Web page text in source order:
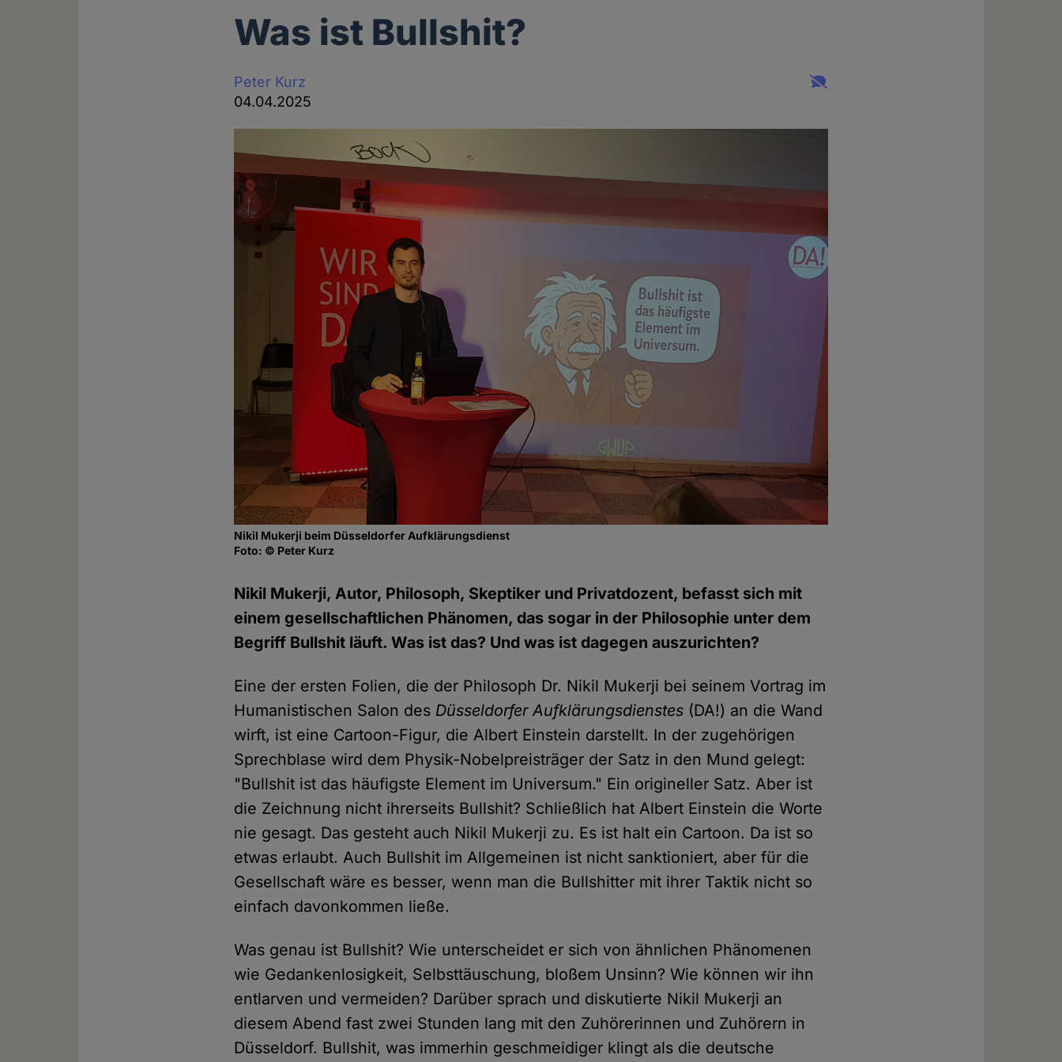
Was ist Bullshit?
Peter Kurz
04.04.2025
Nikil Mukerji beim Düsseldorfer Aufklärungsdienst
Foto: © Peter Kurz
Nikil Mukerji, Autor, Philosoph, Skeptiker und Privatdozent, befasst sich mit
einem gesellschaftlichen Phänomen, das sogar in der Philosophie unter dem
Begriff Bullshit läuft. Was ist das? Und was ist dagegen auszurichten?
Eine der ersten Folien, die der Philosoph Dr. Nikil Mukerji bei seinem Vortrag im
Humanistischen Salon des Düsseldorfer Aufklärungsdienstes (DA!) an die Wand
wirft, ist eine Cartoon-Figur, die Albert Einstein darstellt. In der zugehörigen
Sprechblase wird dem Physik-Nobelpreisträger der Satz in den Mund gelegt:
"Bullshit ist das häufigste Element im Universum." Ein origineller Satz. Aber ist
die Zeichnung nicht ihrerseits Bullshit? Schließlich hat Albert Einstein die Worte
nie gesagt. Das gesteht auch Nikil Mukerji zu. Es ist halt ein Cartoon. Da ist so
etwas erlaubt. Auch Bullshit im Allgemeinen ist nicht sanktioniert, aber für die
Gesellschaft wäre es besser, wenn man die Bullshitter mit ihrer Taktik nicht so
einfach davonkommen ließe.
Was genau ist Bullshit? Wie unterscheidet er sich von ähnlichen Phänomenen
wie Gedankenlosigkeit, Selbsttäuschung, bloßem Unsinn? Wie können wir ihn
entlarven und vermeiden? Darüber sprach und diskutierte Nikil Mukerji an
diesem Abend fast zwei Stunden lang mit den Zuhörerinnen und Zuhörern in
Düsseldorf. Bullshit, was immerhin geschmeidiger klingt als die deutsche